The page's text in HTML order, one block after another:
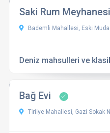
Saki Rum Meyhanesi
Bademli Mahallesi, Eski Mudanya
Deniz mahsulleri ve
Bağ Evi
Tirilye Mahallesi, Gazi Sokak